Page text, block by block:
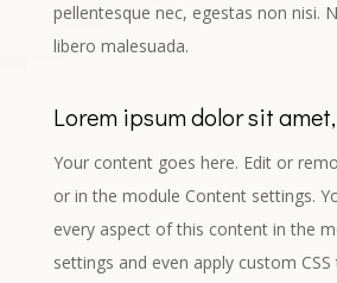
pellentesque nec, egestas non nisi.
libero malesuada.
Lorem ipsum dolor sit
Your content goes here. Edit or
or in the module Content settings.
every aspect of this content in the
settings and even apply custom